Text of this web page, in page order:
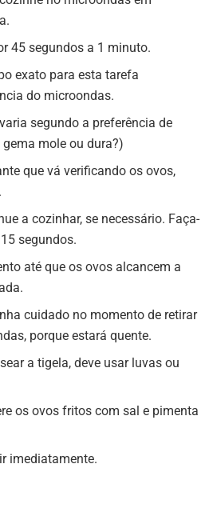
45 segundos a 1 minuto.
exato para esta tarefa
do microondas.
segundo a preferência de
mole ou dura?)
que vá verificando os ovos,
a cozinhar, se necessário. Faça-
segundos.
até que os ovos alcancem a
cuidado no momento de retirar
porque estará quente.
a tigela, deve usar luvas ou
os ovos fritos com sal e pimenta
imediatamente.